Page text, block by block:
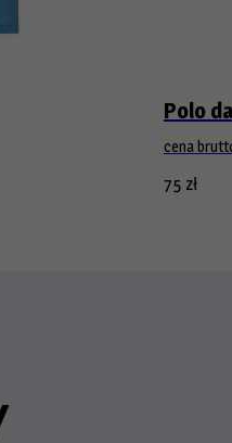
Polo
cena
75 zł